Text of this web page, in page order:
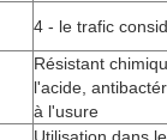
4 - le trafic
Résistant
l'acide,
à l'usure